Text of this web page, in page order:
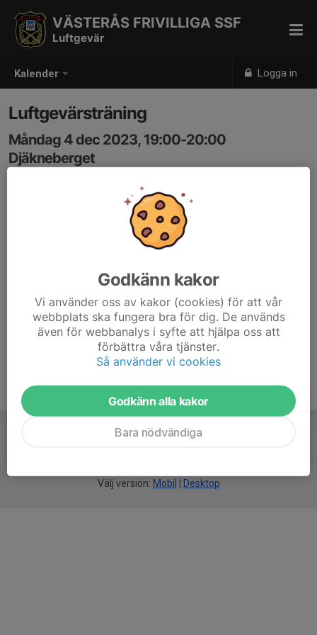
Kalender Logga in
VÄSTERÅS FRIVILLIGA SSF
Luftgevär
Luftgevärsträning
Måndag 4 dec 2023, 19:00-20:00
Djäkneberget
Välj version: Mobil Desktop
Godkänn kakor
Vi använder oss av kakor (cookies) för att vår
webbplats ska fungera bra för dig. De används
även för webbanalys i syfte att hjälpa oss att
förbättra våra tjänster.
Så använder vi cookies
Godkänn alla kakor
Bara nödvändiga